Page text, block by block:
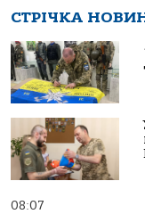
СТРІЧКА
08:07